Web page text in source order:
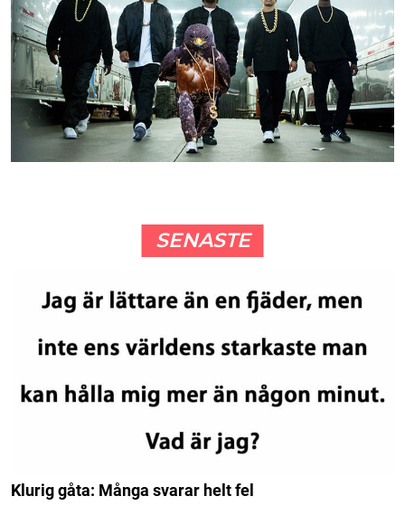
SENASTE
Klurig gåta: Många svarar helt fel